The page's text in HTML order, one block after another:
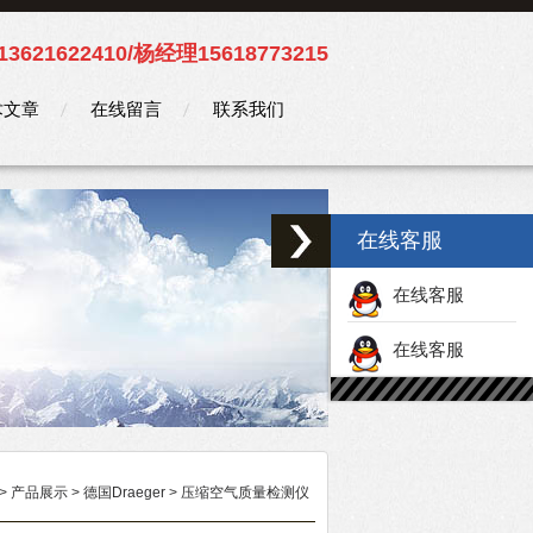
杨经理15618773215
章 在线留言 联系我们
产品展示 > 德国Draeger > 压缩空气质量检测仪
在线客服
在线客服
在线客服